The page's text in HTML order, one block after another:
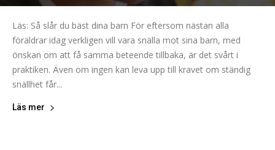
Läs: Så slår du bäst dina barn För eftersom nästan alla
föräldrar idag verkligen vill vara snälla mot sina barn, med
önskan om att få samma beteende tillbaka, är det svårt i
praktiken. Även om ingen kan leva upp till kravet om ständig
snällhet får...
Läs mer